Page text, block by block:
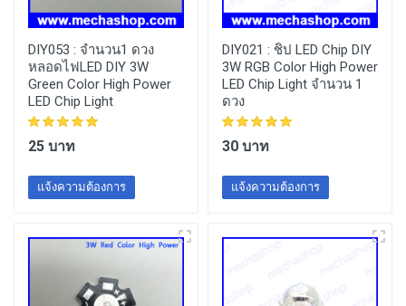
DIY053 : จำนวน1 ดวง
หลอดไฟLED DIY 3W
Green Color High Power
LED Chip Light
25 บาท
แจ้งความต้องการ
DIY021 : ชิป LED Chip DIY
3W RGB Color High Power
LED Chip Light จำนวน 1
ดวง
30 บาท
แจ้งความต้องการ